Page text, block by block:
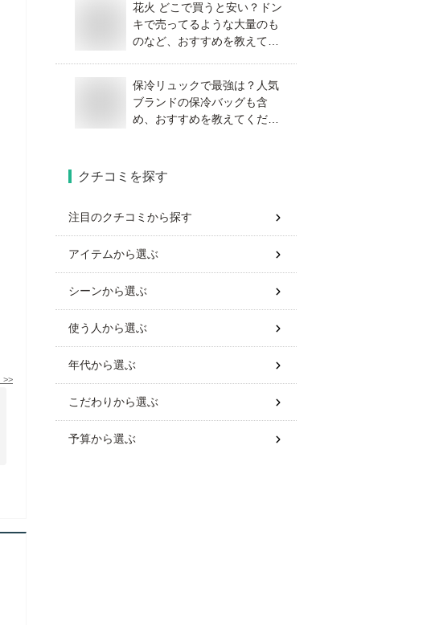
>>
花火 どこで買うと安い？ドン
キで売ってるような大量のも
のなど、おすすめを教えてく
保冷リュックで最強は？人気
ブランドの保冷バッグも含
め、おすすめを教えてくださ
クチコミを探す
注目のクチコミから探す
アイテムから選ぶ
シーンから選ぶ
使う人から選ぶ
年代から選ぶ
こだわりから選ぶ
予算から選ぶ